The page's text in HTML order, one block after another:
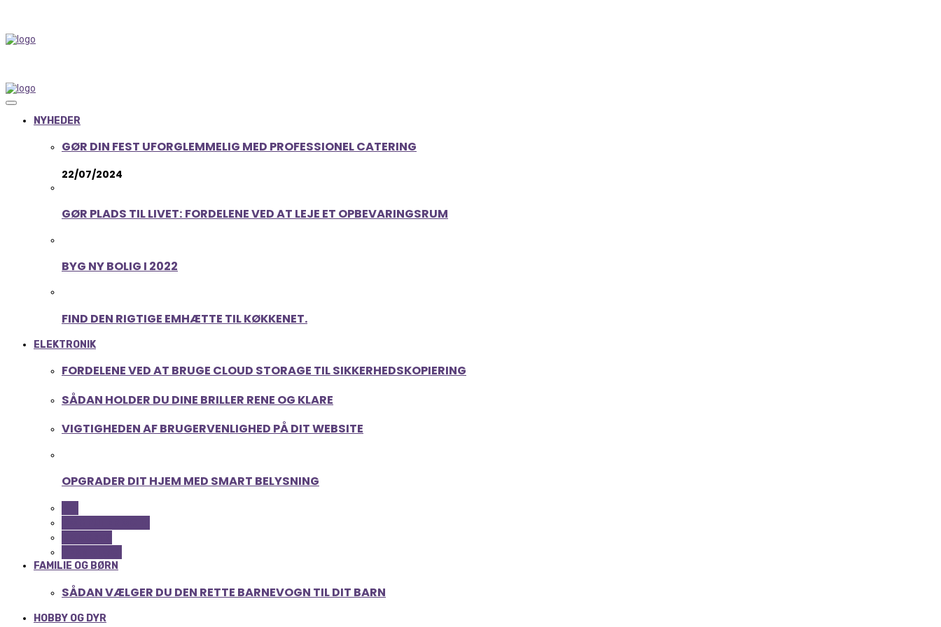
NYHEDER
GØR DIN FEST UFORGLEMMELIG MED PROFESSIONEL CATERING
22/07/2024
GØR PLADS TIL LIVET: FORDELENE VED AT LEJE ET OPBEVARINGSRUM
BYG NY BOLIG I 2022
FIND DEN RIGTIGE EMHÆTTE TIL KØKKENET.
ELEKTRONIK
FORDELENE VED AT BRUGE CLOUD STORAGE TIL SIKKERHEDSKOPIERING
SÅDAN HOLDER DU DINE BRILLER RENE OG KLARE
VIGTIGHEDEN AF BRUGERVENLIGHED PÅ DIT WEBSITE
OPGRADER DIT HJEM MED SMART BELYSNING
FAMILIE OG BØRN
SÅDAN VÆLGER DU DEN RETTE BARNEVOGN TIL DIT BARN
HOBBY OG DYR